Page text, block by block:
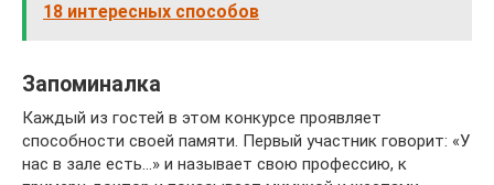
18 интересных способов
Запоминалка
Каждый из гостей в этом конкурсе проявляет
способности своей памяти. Первый участник говорит: «У
нас в зале есть…» и называет свою профессию, к